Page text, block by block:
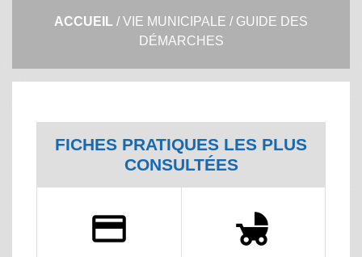
ACCUEIL /VIE MUNICIPALE / GUIDE DES
DÉMARCHES
FICHES PRATIQUES LES PLUS
CONSULTÉES
credit_card child_friendly